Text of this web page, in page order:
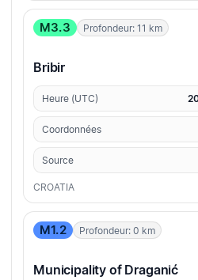
M3.3 Profondeur: 11 km
Bribir
Heure (UTC)
Coordonnées
Source
CROATIA
M1.2 Profondeur: 0 km
Municipality of Draganić